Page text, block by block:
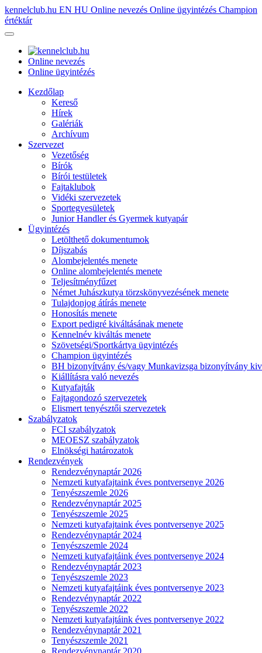
kennelclub.hu EN HU Online nevezés Online ügyintézés Champion
értéktár
Online nevezés
Online ügyintézés
Kezdőlap
Kereső
Hírek
Galériák
Archívum
Szervezet
Vezetőség
Bírók
Bírói testületek
Fajtaklubok
Vidéki szervezetek
Sportegyesületek
Junior Handler és Gyermek kutyapár
Ügyintézés
Letölthető dokumentumok
Díjszabás
Alombejelentés menete
Online alombejelentés menete
Teljesítményfűzet
Német Juhászkutya törzskönyvezésének menete
Tulajdonjog átírás menete
Honosítás menete
Export pedigré kiváltásának menete
Kennelnév kiváltás menete
Szövetségi/Sportkártya ügyintézés
Champion ügyintézés
BH bizonyítvány és/vagy Munkavizsga bizonyítvány
Kiállításra való nevezés
Kutyafajták
Fajtagondozó szervezetek
Elismert tenyésztői szervezetek
Szabályzatok
FCI szabályzatok
MEOESZ szabályzatok
Elnökségi határozatok
Rendezvények
Rendezvénynaptár 2026
Nemzeti kutyafajtaink éves pontversenye 2026
Tenyészszemle 2026
Rendezvénynaptár 2025
Tenyészszemle 2025
Nemzeti kutyafajtaink éves pontversenye 2025
Rendezvénynaptár 2024
Tenyészszemle 2024
Nemzeti kutyafajtáink éves pontversenye 2024
Rendezvénynaptár 2023
Tenyészszemle 2023
Nemzeti kutyafajtáink éves pontversenye 2023
Rendezvénynaptár 2022
Tenyészszemle 2022
Nemzeti kutyafajtáink éves pontversenye 2022
Rendezvénynaptár 2021
Tenyészszemle 2021
Rendezvénynaptár 2020